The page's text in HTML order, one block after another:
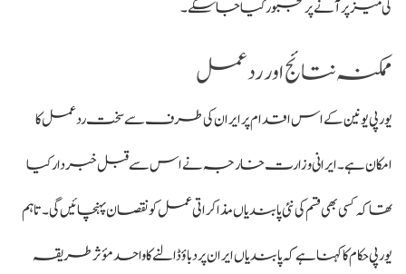
کی میز پر آنے پر مجبور کیا جا سکے۔
ممکنہ نتائج اور ردعمل
یورپی یونین کے اس اقدام پر ایران کی طرف سے سخت ردعمل کا
امکان ہے۔ ایرانی وزارت خارجہ نے اس سے قبل خبردار کیا
تھا کہ کسی بھی قسم کی نئی پابندیاں مذاکراتی عمل کو نقصان پہنچائیں گی۔ تاہم
یورپی حکام کا کہنا ہے کہ پابندیاں ایران پر دباؤ ڈالنے کا واحد مؤثر طریقہ